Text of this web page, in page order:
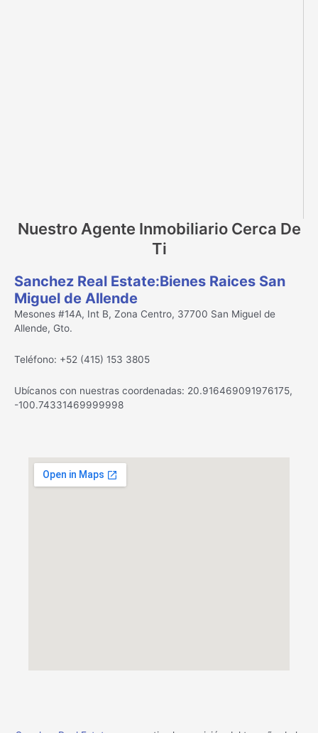
Nuestro Agente Inmobiliario Cerca De
Ti
Sanchez Real Estate:Bienes Raices San
Miguel de Allende
Mesones #14A, Int B, Zona Centro, 37700 San Miguel de
Allende, Gto.
Teléfono: +52 (415) 153 3805
Ubícanos con nuestras coordenadas: 20.916469091976175,
-100.74331469999998